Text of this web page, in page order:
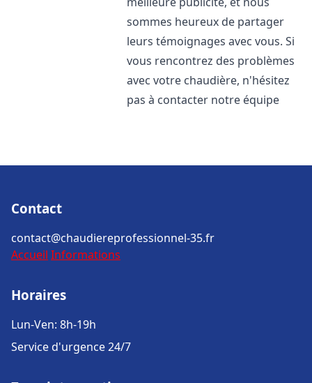
sommes heureux de partager
leurs témoignages avec vous. Si
vous rencontrez des problèmes
avec votre chaudière, n'hésitez
pas à contacter notre équipe
Contact
contact@chaudiereprofessionnel-35.fr
Accueil Informations
Horaires
Lun-Ven: 8h-19h
Service d'urgence 24/7